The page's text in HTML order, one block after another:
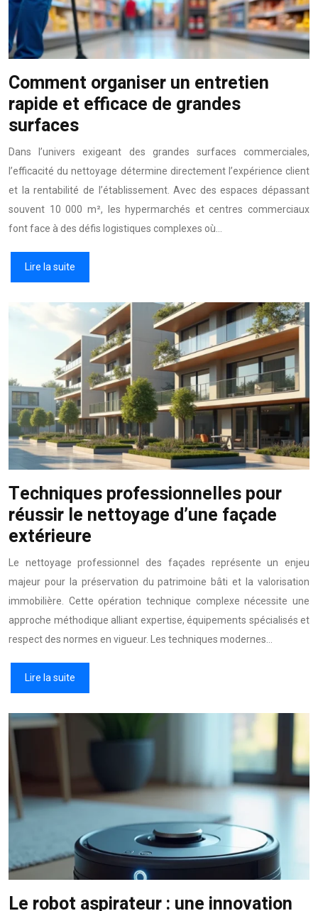
Comment organiser un entretien
rapide et efficace de grandes
surfaces
Dans l’univers exigeant des grandes surfaces commerciales,
l’efficacité du nettoyage détermine directement l’expérience client
et la rentabilité de l’établissement. Avec des espaces dépassant
souvent 10 000 m², les hypermarchés et centres commerciaux
font face à des défis logistiques complexes où…
Lire la suite
Techniques professionnelles pour
réussir le nettoyage d’une façade
extérieure
Le nettoyage professionnel des façades représente un enjeu
majeur pour la préservation du patrimoine bâti et la valorisation
immobilière. Cette opération technique complexe nécessite une
approche méthodique alliant expertise, équipements spécialisés et
respect des normes en vigueur. Les techniques modernes…
Lire la suite
Le robot aspirateur : une innovation